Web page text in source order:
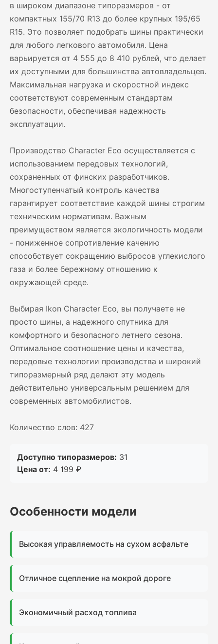
в широком диапазоне типоразмеров - от
компактных 155/70 R13 до более крупных 195/65
R15. Это позволяет подобрать шины практически
для любого легкового автомобиля. Цена
варьируется от 4 555 до 8 410 рублей, что делает
их доступными для большинства автовладельцев.
Максимальная нагрузка и скоростной индекс
соответствуют современным стандартам
безопасности, обеспечивая надежность
эксплуатации.
Производство Character Eco осуществляется с
использованием передовых технологий,
сохраненных от финских разработчиков.
Многоступенчатый контроль качества
гарантирует соответствие каждой шины строгим
техническим нормативам. Важным
преимуществом является экологичность модели
- пониженное сопротивление качению
способствует сокращению выбросов углекислого
газа и более бережному отношению к
окружающей среде.
Выбирая Ikon Character Eco, вы получаете не
просто шины, а надежного спутника для
комфортного и безопасного летнего сезона.
Оптимальное соотношение цены и качества,
передовые технологии производства и широкий
типоразмерный ряд делают эту модель
действительно универсальным решением для
современных автомобилистов.
Количество слов: 427
Доступно типоразмеров: 31
Цена от: 4 199 ₽
Особенности модели
Высокая управляемость на сухом асфальте
Отличное сцепление на мокрой дороге
Экономичный расход топлива